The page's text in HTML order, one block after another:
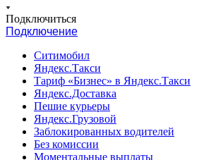
Подключиться
Подключение
Ситимобил
Яндекс.Такси
Тариф «Бизнес» в Яндекс.Такси
Яндекс.Доставка
Пешие курьеры
Яндекс.Грузовой
Заблокированных водителей
Без комиссии
Моментальные выплаты